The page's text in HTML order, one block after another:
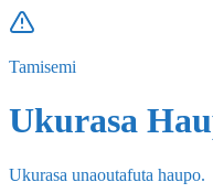
Tamisemi
Ukurasa
Ukurasa unaoutafuta haupo.